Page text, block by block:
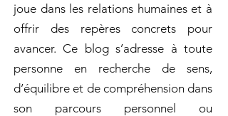
joue dans les relations humaines et à
offrir des repères concrets pour
avancer. Ce blog s’adresse à toute
personne en recherche de sens,
d’équilibre et de compréhension dans
son parcours personnel ou